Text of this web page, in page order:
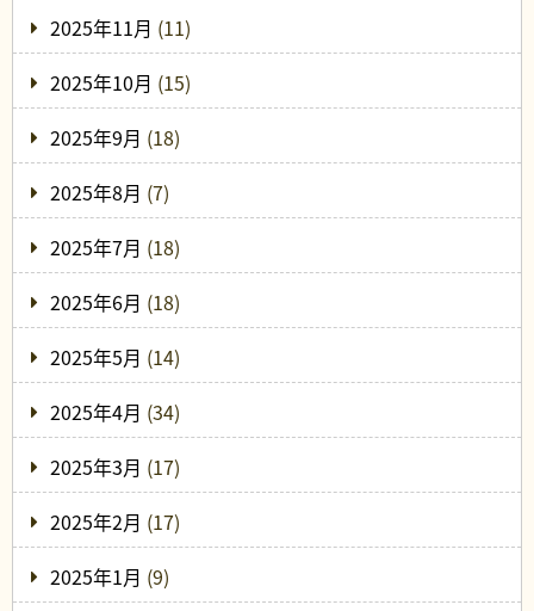
2025年11月 (11)
2025年10月 (15)
2025年9月 (18)
2025年8月 (7)
2025年7月 (18)
2025年6月 (18)
2025年5月 (14)
2025年4月 (34)
2025年3月 (17)
2025年2月 (17)
2025年1月 (9)